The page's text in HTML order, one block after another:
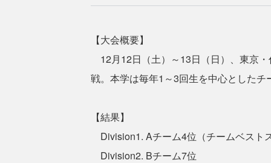
【大会概要】
12月12日（土）～13日（日）、東京
戦。本学は毎年1～3回生を中心としたチ
【結果】
Division1. Aチーム4位（チームベスト
Division2. Bチーム7位